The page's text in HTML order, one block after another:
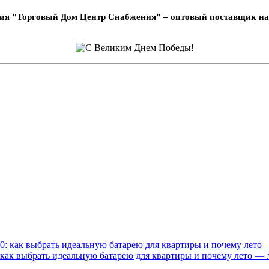
"Торговый Дом Центр Снабжения" – оптовый поставщик на
выбрать идеальную батарею для квартиры и почему лето —